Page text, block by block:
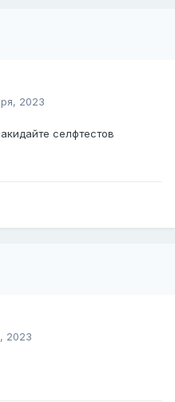
2023
селфтестов
2023